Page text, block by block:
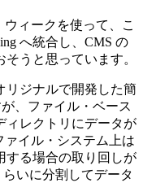
ィークを使って、こ
へ統合し、CMS の
うと思っています。
リジナルで開発した簡
、ファイル・ベース
ィレクトリにデータが
イル・システム上は
する場合の取り回しが
いに分割してデータ